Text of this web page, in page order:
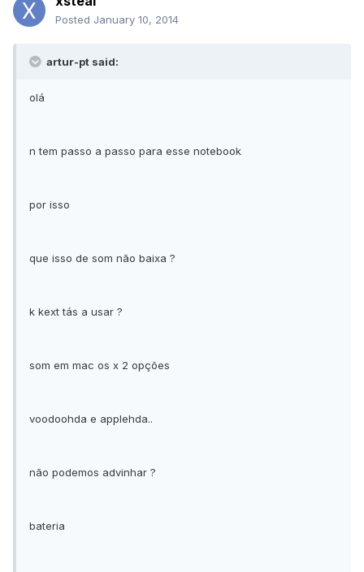
Posted January 10, 2014
artur-pt said:
olá
n tem passo a passo para esse notebook
por isso
que isso de som não baixa ?
k kext tás a usar ?
som em mac os x 2 opções
voodoohda e applehda..
não podemos advinhar ?
bateria